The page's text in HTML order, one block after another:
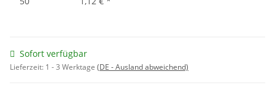
Sofort verfügbar
Lieferzeit: 1 - 3 Werktage (DE - Ausland abweichend)